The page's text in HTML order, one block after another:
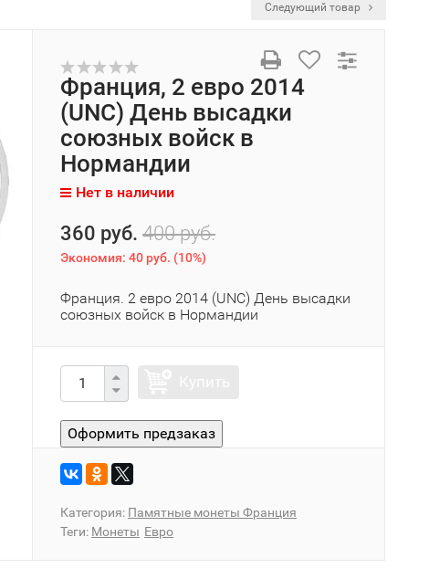
Следующий товар
Франция, 2 евро 2014
(UNC) День высадки
союзных войск в
Нормандии
Нет в наличии
360 руб. 400 руб.
Экономия: 40 руб. (10%)
Франция. 2 евро 2014 (UNC) День высадки
союзных войск в Нормандии
Категория: Памятные монеты Франция
Теги: Монеты Евро